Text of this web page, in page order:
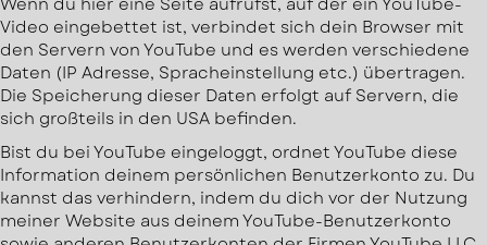
Video eingebettet ist, verbindet sich dein Browser mit
den Servern von YouTube und es werden verschiedene
Daten (IP Adresse, Spracheinstellung etc.) übertragen.
Die Speicherung dieser Daten erfolgt auf Servern, die
sich großteils in den USA befinden.
Bist du bei YouTube eingeloggt, ordnet YouTube diese
Information deinem persönlichen Benutzerkonto zu. Du
kannst das verhindern, indem du dich vor der Nutzung
meiner Website aus deinem YouTube-Benutzerkonto